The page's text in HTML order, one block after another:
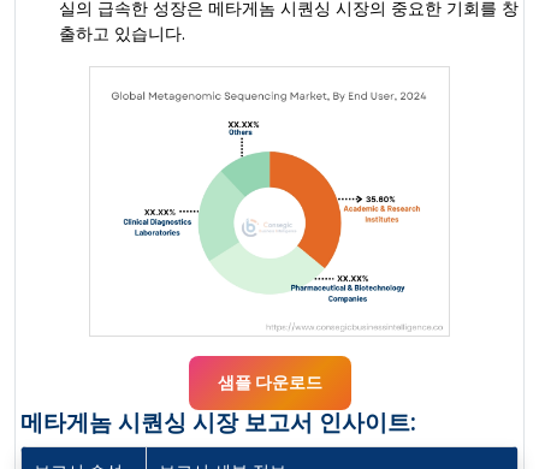
실의 급속한 성장은 메타게놈 시퀀싱 시장의 중요한 기회를 창
출하고 있습니다.
샘플 다운로드
메타게놈 시퀀싱 시장 보고서 인사이트: